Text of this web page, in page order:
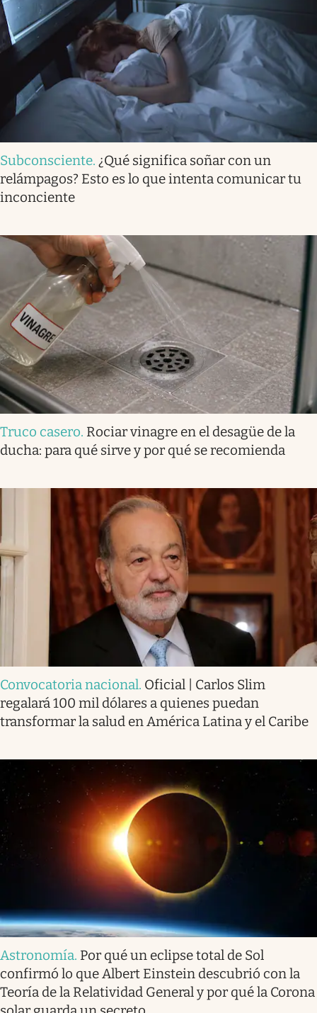
Subconsciente. ¿Qué significa soñar con un
relámpagos? Esto es lo que intenta comunicar tu
inconciente
Truco casero. Rociar vinagre en el desagüe de la
ducha: para qué sirve y por qué se recomienda
Convocatoria nacional. Oficial | Carlos Slim
regalará 100 mil dólares a quienes puedan
transformar la salud en América Latina y el Caribe
Astronomía. Por qué un eclipse total de Sol
confirmó lo que Albert Einstein descubrió con la
Teoría de la Relatividad General y por qué la Corona